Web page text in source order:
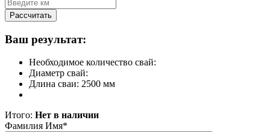
Рассчитать
Ваш результат:
Необходимое количество свай:
Диаметр свай:
Длина сваи: 2500 мм
Итого: Нет в наличии
Фамилия Имя*